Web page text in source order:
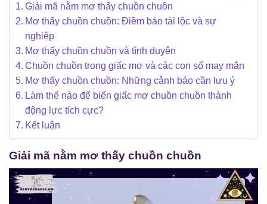
Giải mã nằm mơ thấy chuồn chuồn
Mơ thấy chuồn chuồn: Điềm báo tài lộc và sự
nghiệp
Mơ thấy chuồn chuồn và tình duyên
Chuồn chuồn trong giấc mơ và các con số may mắn
Mơ thấy chuồn chuồn: Những cảnh báo cần lưu ý
Làm thế nào để biến giấc mơ chuồn chuồn thành
động lực tích cực?
Kết luận
Giải mã nằm mơ thấy chuồn chuồn